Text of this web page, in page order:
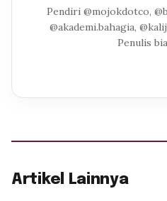
Pendiri @mojokdotco,
@akademi.bahagia,
Penulis
Artikel Lainnya